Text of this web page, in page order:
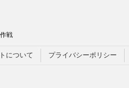
戦
について プライバシーポリシー